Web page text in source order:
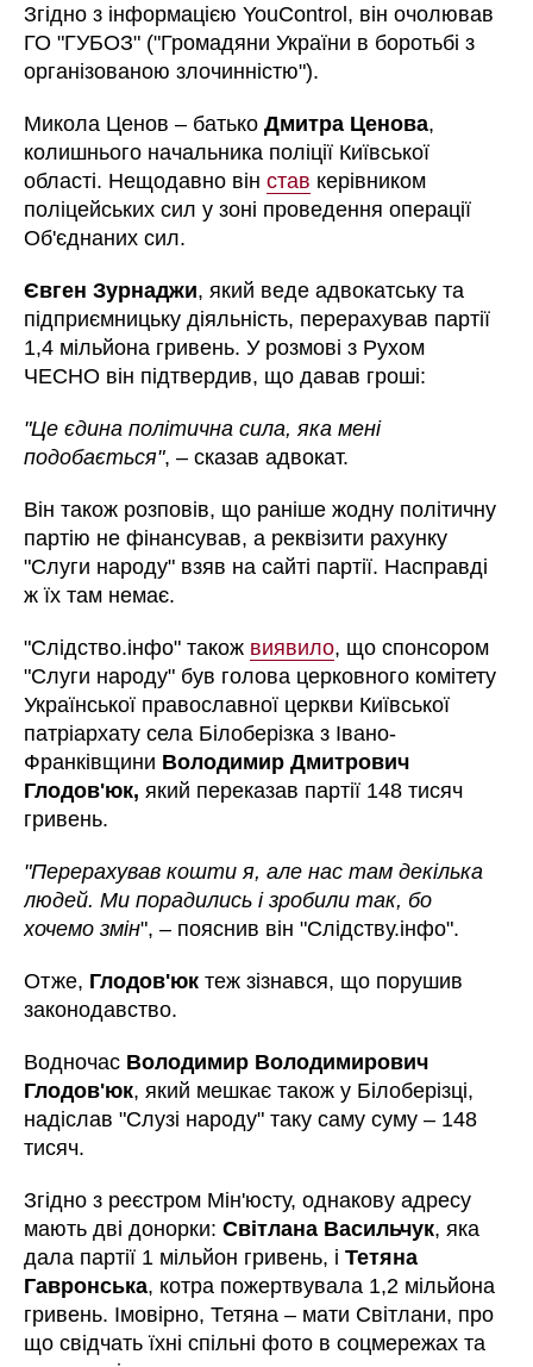
Згідно з інформацією YouControl, він очолював
ГО "ГУБОЗ" ("Громадяни України в боротьбі з
організованою злочинністю").
Микола Ценов – батькоДмитра Ценова,
колишнього начальника поліції Київської
області. Нещодавно вінстав керівником
поліцейських сил у зоні проведення операції
Об'єднаних сил.
Євген Зурнаджи, який веде адвокатську та
підприємницьку діяльність, перерахував партії
1,4 мільйона гривень. У розмові з Рухом
ЧЕСНО він підтвердив, що давав гроші:
"Це єдина політична сила, яка мені
подобається", – сказав адвокат.
Він також розповів, що раніше жодну політичну
партію не фінансував, а реквізити рахунку
"Слуги народу" взяв на сайті партії. Насправді
ж їх там немає.
"Слідство.інфо" також виявило, що спонсором
"Слуги народу" був голова церковного комітету
Української православної церкви Київської
патріархату села Білоберізка з Івано-
Франківщини Володимир Дмитрович
Глодов'юк, який переказав партії 148 тисяч
гривень.
"Перерахував кошти я, але нас там декілька
людей. Ми порадились і зробили так, бо
хочемо змін", – пояснив він "Слідству.інфо".
Отже, Глодов'юктеж зізнався, що порушив
законодавство.
Водночас Володимир Володимирович
Глодов'юк, який мешкає також у Білоберізці,
надіслав "Слузі народу" таку саму суму – 148
тисяч.
Згідно з реєстром Мін'юсту, однакову адресу
мають дві донорки:Світлана Васильчук, яка
дала партії 1 мільйон гривень, іТетяна
Гавронська, котра пожертвувала 1,2 мільйона
гривень. Імовірно, Тетяна – мати Світлани, про
що свідчать їхні спільні фото в соцмережах та